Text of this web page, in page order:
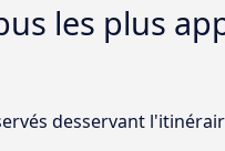
les plus
desservant